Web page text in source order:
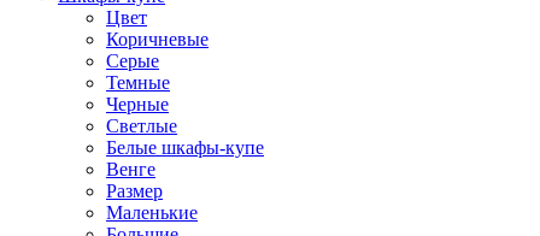
Цвет
Коричневые
Серые
Темные
Черные
Светлые
Белые шкафы-купе
Венге
Размер
Маленькие